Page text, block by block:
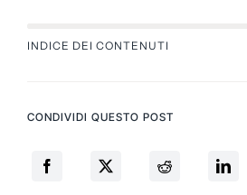
INDICE DEI CONTENUTI
CONDIVIDI QUESTO POST